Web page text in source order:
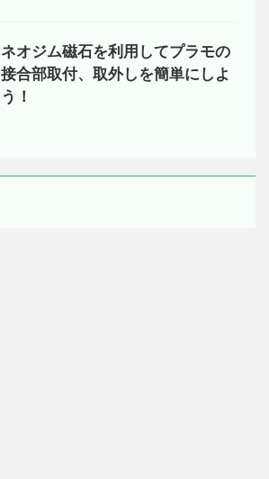
ネオジム磁石を利用してプラモの
接合部取付、取外しを簡単にしよ
う！